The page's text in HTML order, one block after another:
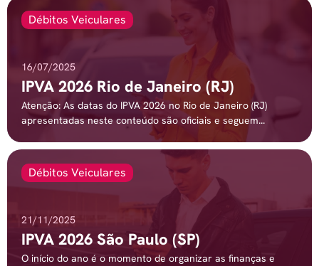
Débitos Veiculares
16/07/2025
IPVA 2026 Rio de Janeiro (RJ)
Atenção: As datas do IPVA 2026 no Rio de Janeiro (RJ)
apresentadas neste conteúdo são oficiais e seguem...
Débitos Veiculares
21/11/2025
IPVA 2026 São Paulo (SP)
O início do ano é o momento de organizar as finanças e